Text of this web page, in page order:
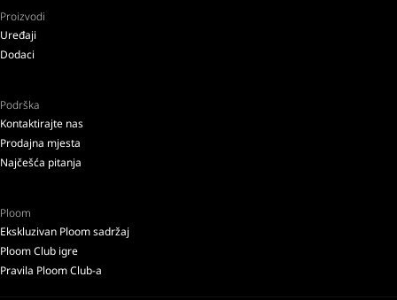
Proizvodi
Uređaji
Dodaci
Podrška
Kontaktirajte nas
Prodajna mjesta
Najčešća pitanja
Ploom
Ekskluzivan Ploom sadržaj
Ploom Club igre
Pravila Ploom Club-a